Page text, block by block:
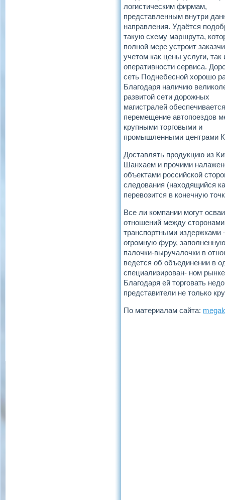
логистическим фирмам,
представленным внутри
направления. Удаётся
такую схему маршрута,
полной мере устроит
учетом как цены услуги, так
оперативности сервиса.
сеть Поднебесной хорошо
Благодаря наличию
развитой сети дорожных
магистралей обеспечивается
перемещение автопоездов
крупными торговыми и
промышленными центрами
Доставлять продукцию из
Шанхаем и прочими
объектами российской
следования (находящийся
перевозится в конечную
Все ли компании могут
отношений между
транспортными издержками
огромную фуру,
палочки-выручалочки в
ведется об объединении в
специализирован- ном
Благодаря ей торговать
представители не только
По материалам сайта: